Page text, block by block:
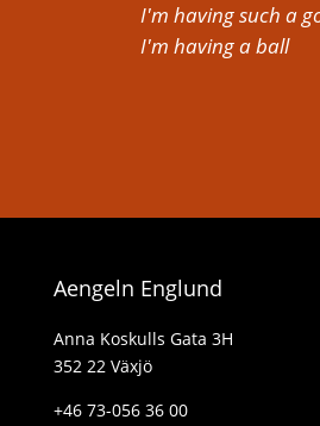
I'm having such a
I'm having a ball
Aengeln Englund
Anna Koskulls Gata 3H
352 22 Växjö
+46 73-056 36 00